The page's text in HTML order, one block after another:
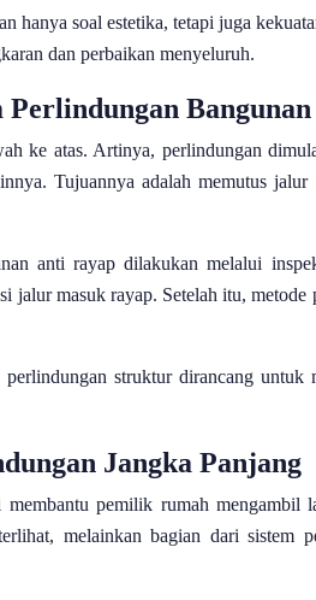
hanya soal estetika, tetapi juga
dan perbaikan menyeluruh.
Perlindungan Bangunan
ke atas. Artinya, perlindungan
Tujuannya adalah memutus jalur
anti rayap dilakukan melalui
jalur masuk rayap. Setelah itu, metode
struktur dirancang untuk
Jangka Panjang
pemilik rumah mengambil
melainkan bagian dari sistem